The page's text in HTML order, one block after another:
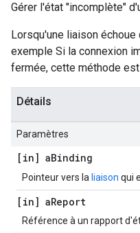
Gérer l'état "incomplète"
Lorsqu'une liaison échoue
exemple Si la connexion
fermée, cette méthode
Détails
Paramètres
[in] aBinding
Pointeur vers la liaison qui
[in] aReport
Référence à un rapport